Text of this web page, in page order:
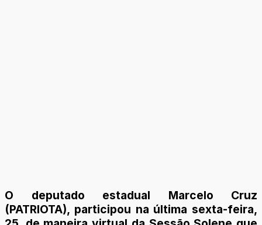
O deputado estadual Marcelo Cruz
(PATRIOTA), participou na última sexta-feira,